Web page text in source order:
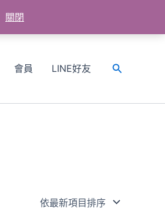
關閉
會員 LINE好友
搜